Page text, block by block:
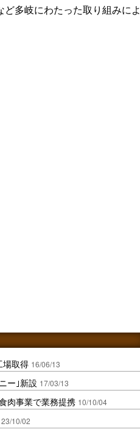
多岐にわたった取り組みによ
場取得 16/06/13
ー｣新設 17/03/13
肉事業で業務提携 10/10/04
23/10/02